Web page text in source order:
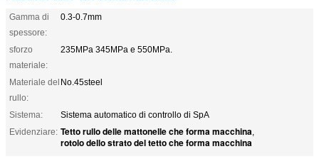
Gamma di
spessore:
0.3-0.7mm
sforzo
materiale:
235MPa 345MPa e 550MPa.
Materiale del
rullo:
No.45steel
Sistema:
Sistema automatico di controllo di SpA
Evidenziare: Tetto rullo delle mattonelle che forma macchina,
rotolo dello strato del tetto che forma macchina